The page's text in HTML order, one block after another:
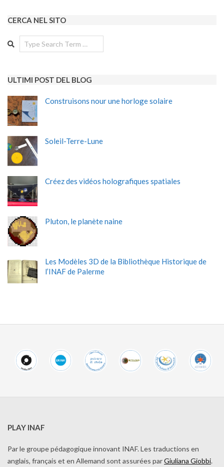
CERCA NEL SITO
Search
ULTIMI POST DEL BLOG
Construisons nour une horloge solaire
Soleil-Terre-Lune
Créez des vidéos holografiques spatiales
Pluton, le planète naine
Les Modèles 3D de la Bibliothèque Historique de
l’INAF de Palerme
PLAY INAF
Par le groupe pédagogique innovant INAF. Les traductions en
anglais, français et en Allemand sont assurées parGiuliana Giobbi.